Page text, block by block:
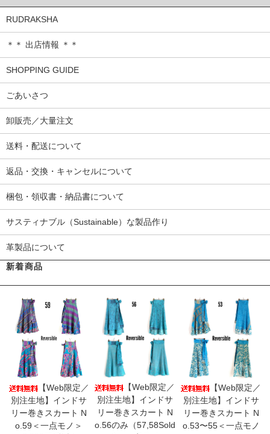
RUDRAKSHA
＊＊ 出店情報 ＊＊
SHOPPING GUIDE
ごあいさつ
卸販売／大量注文
送料・配送について
返品・交換・キャンセルについて
梱包・領収書・納品書について
サスティナブル（Sustainable）な製品作り
革製品について
新着商品
【Web限定／
別注生地】インドサ
リー巻きスカート N
o.59＜一点モノ＞
【Web限定／
別注生地】インドサ
リー巻きスカート N
o.56のみ（57,58Sold
【Web限定／
別注生地】インドサ
リー巻きスカート N
o.53〜55＜一点モノ